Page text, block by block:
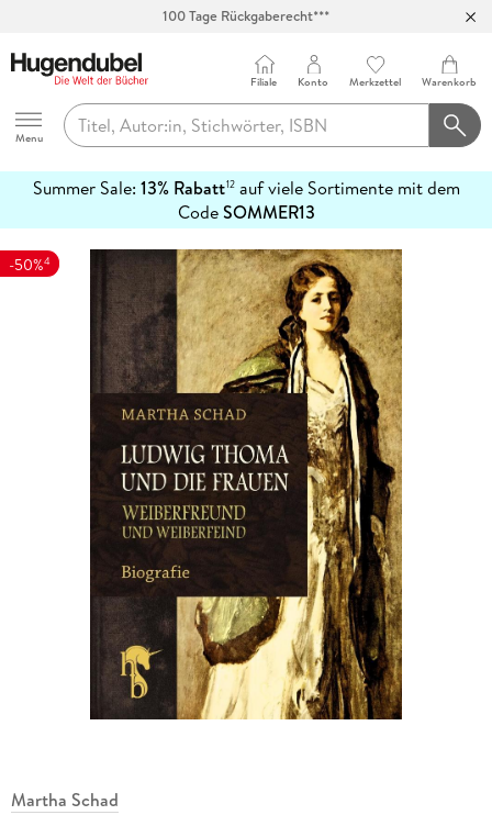
100 Tage Rückgaberecht***
Hugendubel
Menu
Filiale Konto Merkzettel Warenkorb
Summer Sale: 13% Rabatt12auf viele Sortimente mit dem
CodeSOMMER13
erfahren
-50%4
Martha Schad